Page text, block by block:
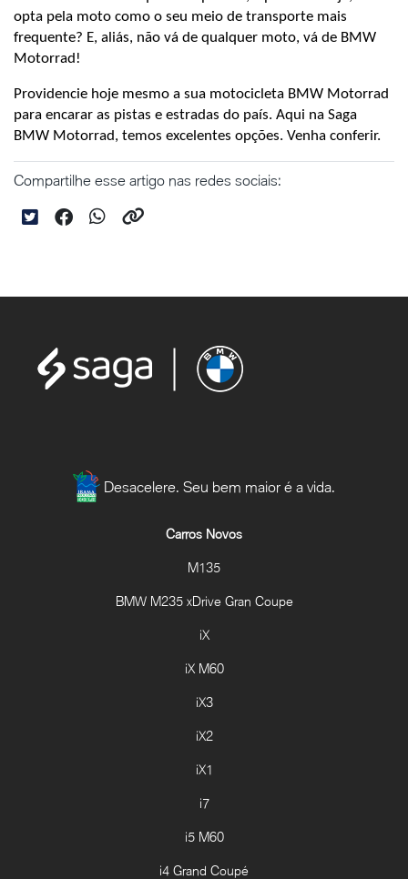
opta pela moto como o seu meio de transporte mais
frequente? E, aliás, não vá de qualquer moto, vá de BMW
Motorrad!
Providencie hoje mesmo a sua motocicleta BMW Motorrad
para encarar as pistas e estradas do país. Aqui na Saga
BMW Motorrad, temos excelentes opções. Venha conferir.
Compartilhe esse artigo nas redes sociais:
Desacelere. Seu bem maior é a vida.
Carros Novos
M135
BMW M235 xDrive Gran Coupe
iX
iX M60
iX3
iX2
iX1
i7
i5 M60
i4 Grand Coupé